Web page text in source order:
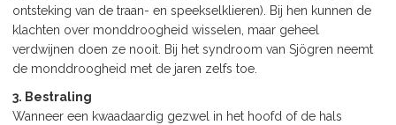
ontsteking van de traan- en speekselklieren). Bij hen kunnen de
klachten over monddroogheid wisselen, maar geheel
verdwijnen doen ze nooit. Bij het syndroom van Sjögren neemt
de monddroogheid met de jaren zelfs toe.
3. Bestraling
Wanneer een kwaadaardig gezwel in het hoofd of de hals